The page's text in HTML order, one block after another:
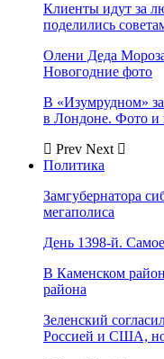
Клиенты идут за
поделились
Олени Деда
Новогодние фото
В «Изумрудном»
в Лондоне. Фото и
Prev Next
Политика
Замгубернатора
мегаполиса
День 1398-й.
В Каменском
района
Зеленский
Россией и США,